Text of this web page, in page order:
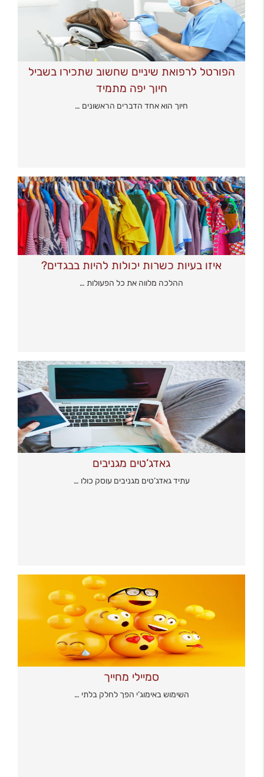
הפורטל לרפואת שיניים שחשוב שתכירו בשביל
חיוך יפה מתמיד
חיוך הוא אחד הדברים הראשונים …
איזו בעיות כשרות יכולות להיות בבגדים?
ההלכה מלווה את כל הפעולות …
גאדג’טים מגניבים
עתיד גאדג’טים מגניבים עוסק כולו …
סמיילי מחייך
השימוש באימוג’י הפך לחלק בלתי …